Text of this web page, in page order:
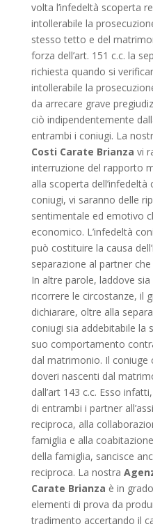
volta l’infedeltà scoperta
intollerabile la
stesso tetto e del
forza dell’art. 151 c.c. la
richiesta quando si
intollerabile la
da arrecare grave
ciò indipendentemente
entrambi i coniugi. La
Costi Carate Brianza vi
interruzione del rapporto
alla scoperta
coniugi, vi saranno delle
sentimentale ed emotivo
economico. L’infedeltà
può costituire la causa
separazione al partner
In altre parole, laddove
ricorrere le circostanze, il
dichiarare, oltre alla
coniugi sia addebitabile la
suo comportamento
dal matrimonio. Il coniuge
doveri nascenti dal
dall’art 143 c.c. Esso
di entrambi i partner
reciproca, alla
famiglia e alla
della famiglia, sancisce
reciproca. La nostra
Carate Brianza è in
elementi di prova da
tradimento accertando il